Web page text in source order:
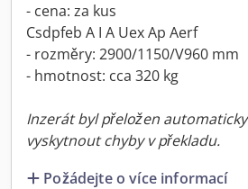
- cena: za kus
Csdpfeb A I A Uex Ap Aerf
- rozměry: 2900/1150/V960 mm
- hmotnost: cca 320 kg
Inzerát byl přeložen
vyskytnout chyby v překladu.
Požádejte o více informací